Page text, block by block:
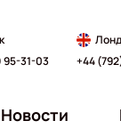
95-31-03
+44
Новости